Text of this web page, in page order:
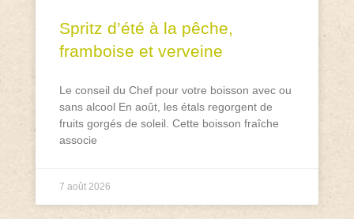
Spritz d’été à la pêche,
framboise et verveine
Le conseil du Chef pour votre boisson avec ou
sans alcool En août, les étals regorgent de
fruits gorgés de soleil. Cette boisson fraîche
associe
7 août 2026